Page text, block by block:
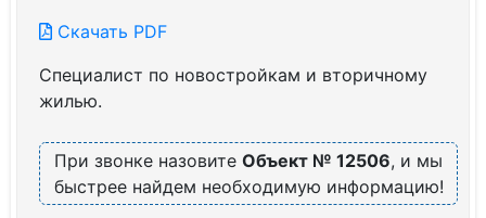
Скачать PDF
Специалист по новостройкам и вторичному
жилью.
При звонке назовите Объект № 12506, и мы
быстрее найдем необходимую информацию!